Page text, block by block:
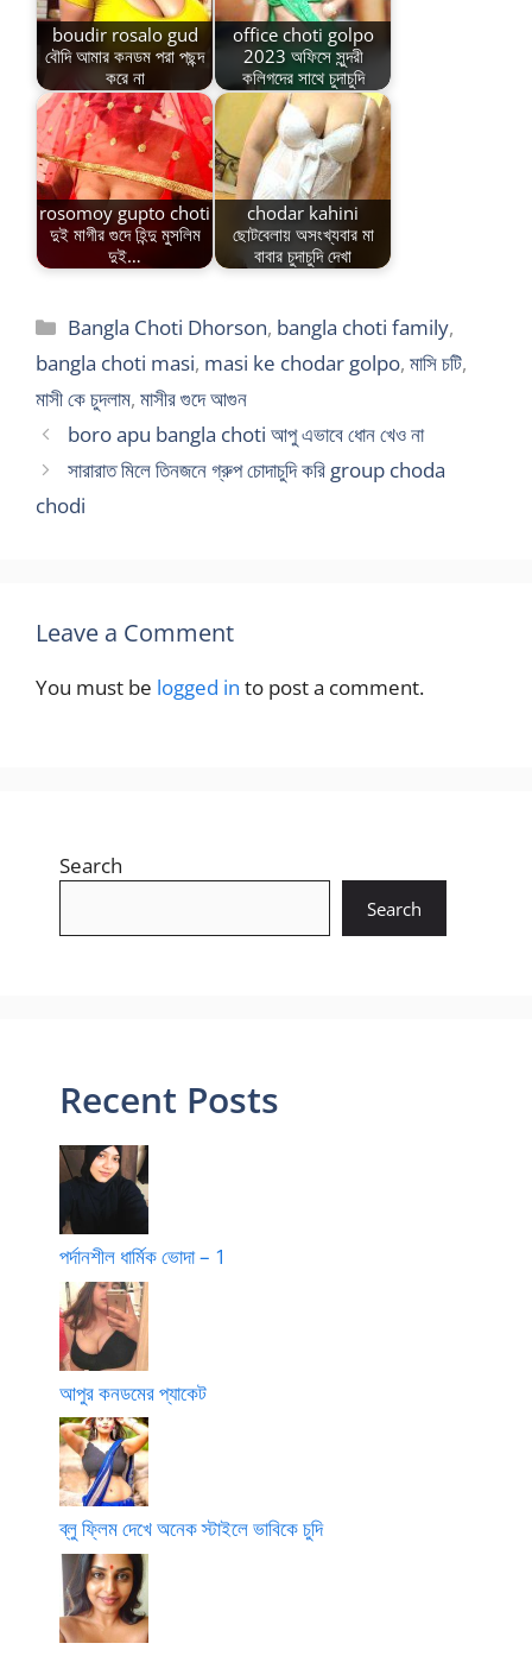
boudir rosalo gud
বৌদি আমার কনডম পরা পছন্দ
করে না
office choti golpo
2023 অফিসে সুন্দরী
কলিগদের সাথে চুদাচুদি
rosomoy gupto choti
দুই মাগীর গুদে হিন্দু মুসলিম
দুই…
chodar kahini
ছোটবেলায় অসংখ্যবার মা
বাবার চুদাচুদি দেখা
Categories
Bangla Choti Dhorson, bangla choti family,
bangla choti masi, masi ke chodar golpo, মাসি চটি,
মাসী কে চুদলাম, মাসীর গুদে আগুন
boro apu bangla choti আপু এভাবে ধোন খেও না
সারারাত মিলে তিনজনে গ্রুপ চোদাচুদি করি group choda
chodi
Leave a Comment
You must be logged in to post a comment.
Search
Search
Recent Posts
পর্দানশীল ধার্মিক ভোদা – 1
আপুর কনডমের প্যাকেট
ব্লু ফ্লিম দেখে অনেক স্টাইলে ভাবিকে চুদি